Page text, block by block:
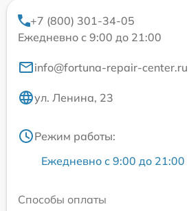
+7 (800) 301-34-05
Ежедневно с 9:00 до 21:00
info@fortuna-repair-center.ru
ул. Ленина, 23
Режим работы:
Ежедневно с 9:00 до 21:00
Способы оплаты